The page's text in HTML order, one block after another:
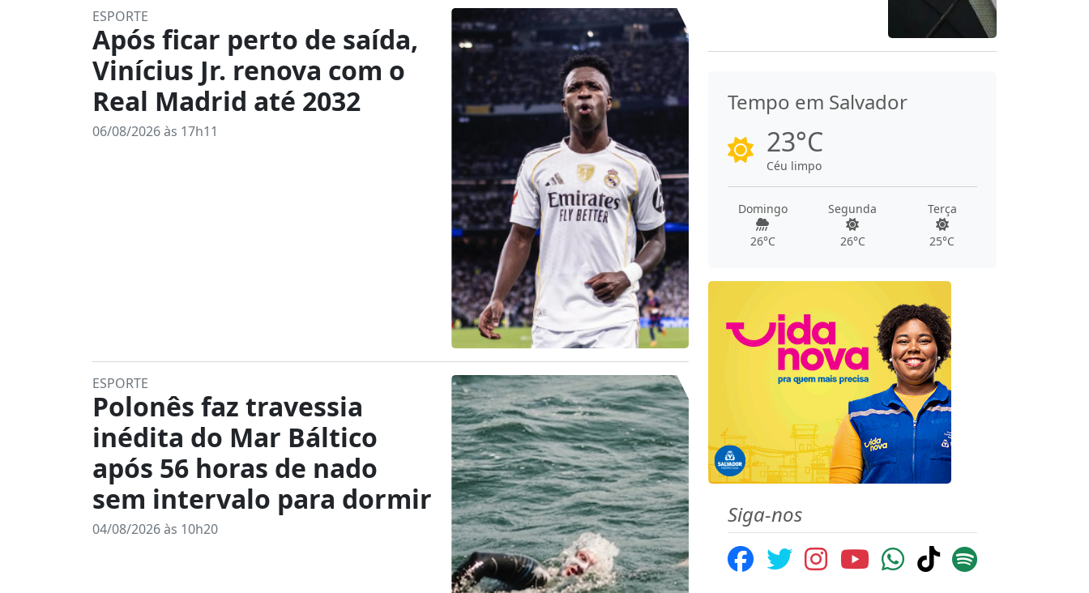
ESPORTE
Após ficar perto de saída,
Vinícius Jr. renova com o
Real Madrid até 2032
06/08/2026 às 17h11
ESPORTE
Polonês faz travessia
inédita do Mar Báltico
após 56 horas de nado
sem intervalo para dormir
04/08/2026 às 10h20
Tempo em Salvador
23°C
Céu limpo
Domingo
26°C
Segunda
26°C
Terça
25°C
Siga-nos